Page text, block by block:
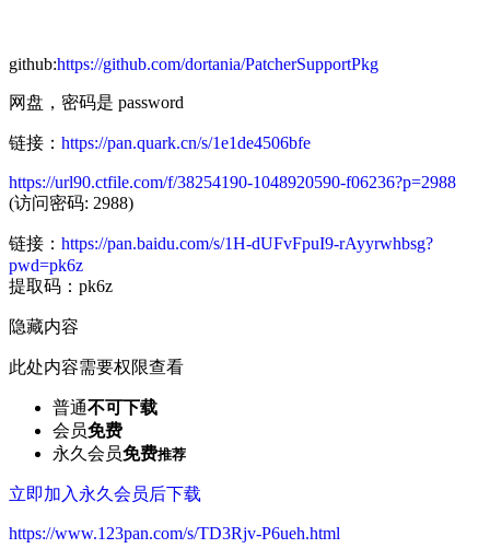
github:https://github.com/dortania/PatcherSupportPkg
网盘，密码是 password
链接： https://pan.quark.cn/s/1e1de4506bfe
https://url90.ctfile.com/f/38254190-1048920590-f06236?p=2988
(访问密码: 2988)
链接： https://pan.baidu.com/s/1H-dUFvFpuI9-rAyyrwhbsg?
pwd=pk6z
提取码：pk6z
隐藏内容
此处内容需要权限查看
普通不可下载
会员免费
永久会员免费推荐
立即加入永久会员后下载
https://www.123pan.com/s/TD3Rjv-P6ueh.html